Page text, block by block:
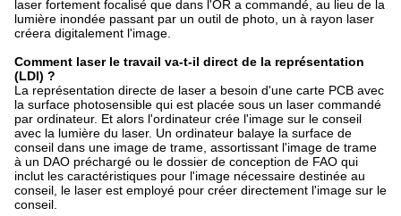
laser fortement focalisé que dans l'OR a commandé, au lieu de la
lumière inondée passant par un outil de photo, un à rayon laser
créera digitalement l'image.
Comment laser le travail va-t-il direct de la représentation
(LDI) ?
La représentation directe de laser a besoin d'une carte PCB avec
la surface photosensible qui est placée sous un laser commandé
par ordinateur. Et alors l'ordinateur crée l'image sur le conseil
avec la lumière du laser. Un ordinateur balaye la surface de
conseil dans une image de trame, assortissant l'image de trame
à un DAO préchargé ou le dossier de conception de FAO qui
inclut les caractéristiques pour l'image nécessaire destinée au
conseil, le laser est employé pour créer directement l'image sur le
conseil.